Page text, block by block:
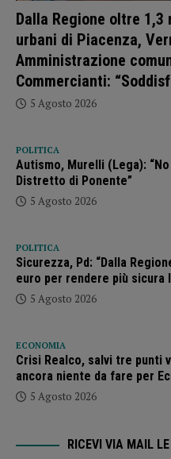
Dalla Regione oltre
urbani di Piacenza,
Amministrazione
Commercianti:
5 Agosto 2026
POLITICA
Autismo, Murelli (Lega):
Distretto di Ponente”
5 Agosto 2026
POLITICA
Sicurezza, Pd: “Dalla
euro per rendere più sicura
5 Agosto 2026
ECONOMIA
Crisi Realco, salvi tre punti
ancora niente da fare per
5 Agosto 2026
RICEVI VIA MAIL